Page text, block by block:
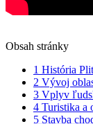
Obsah stránky
1 História
2 Vývoj
3 Vplyv
4 Turistika a
5 Stavba